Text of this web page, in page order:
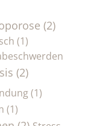
(2)
(1)
(2)
(1)
(1)